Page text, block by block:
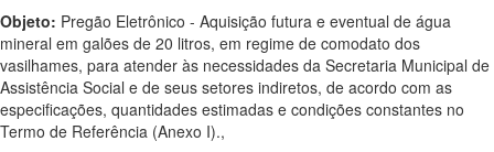
Objeto: Pregão Eletrônico - Aquisição futura e eventual de água
mineral em galões de 20 litros, em regime de comodato dos
vasilhames, para atender às necessidades da Secretaria Municipal de
Assistência Social e de seus setores indiretos, de acordo com as
especificações, quantidades estimadas e condições constantes no
Termo de Referência (Anexo I).,